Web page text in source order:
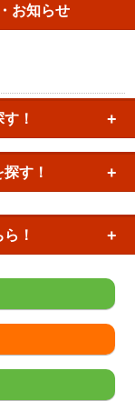
お知らせ
！
す！
！